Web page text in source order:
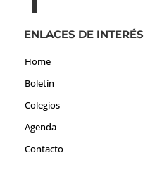
ENLACES DE INTERÉS
Home
Boletín
Colegios
Agenda
Contacto